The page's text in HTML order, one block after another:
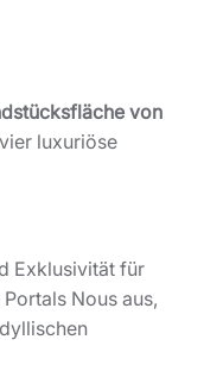
von
luxuriöse
Exklusivität für
Nous aus,